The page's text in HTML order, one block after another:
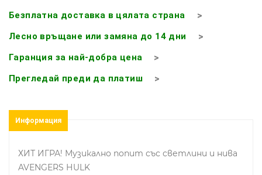
Безплатна доставка в цялата страна
Лесно връщане или замяна до 14 дни
Гаранция за най-добра цена
Прегледай преди да платиш
Информация
ХИТ ИГРА! Музикално попит със светлини и нива
AVЕNGЕRS НULK